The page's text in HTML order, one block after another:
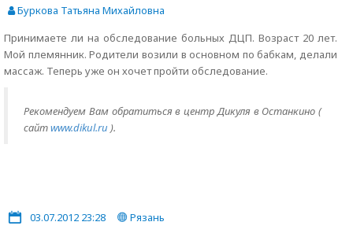
Буркова Татьяна Михайловна
Принимаете ли на обследование больных ДЦП. Возраст 20 лет.
Мой племянник. Родители возили в основном по бабкам, делали
массаж. Теперь уже он хочет пройти обследование.
Рекомендуем Вам обратиться в центр Дикуля в Останкино (
сайтwww.dikul.ru ).
03.07.2012 23:28
Рязань